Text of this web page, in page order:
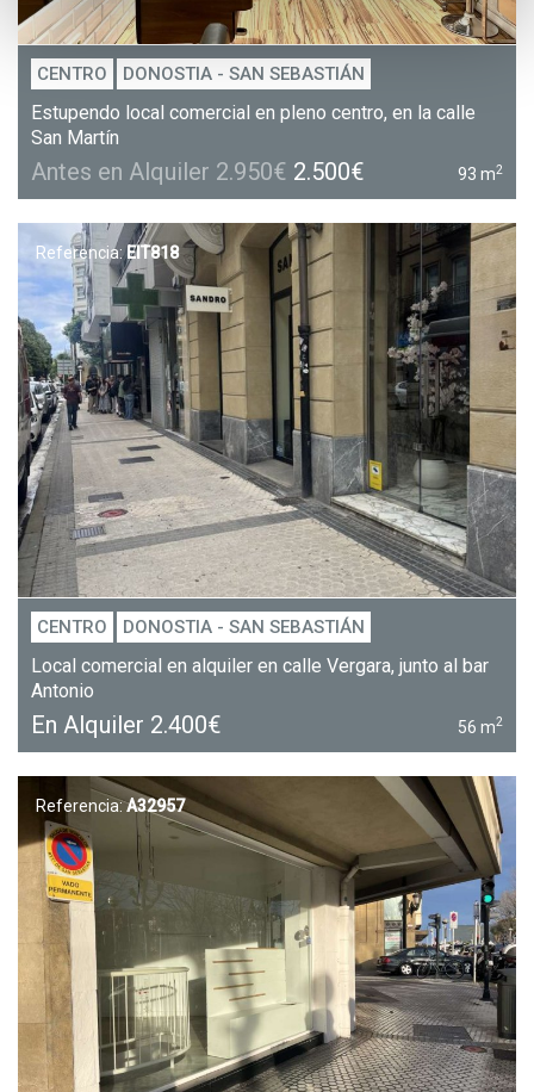
CENTRO DONOSTIA - SAN SEBASTIÁN
Estupendo local comercial en pleno centro, en la calle
San Martín
Antes en Alquiler 2.950€ 2.500€ 93 m2
Referencia:EIT818
CENTRO DONOSTIA - SAN SEBASTIÁN
Local comercial en alquiler en calle Vergara, junto al bar
Antonio
En Alquiler 2.400€ 56 m2
Referencia:A32957